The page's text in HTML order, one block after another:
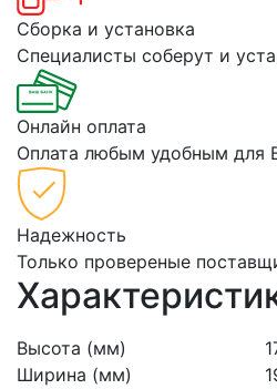
Сборка и установка
Специалисты соберут и
Онлайн оплата
Оплата любым удобным для
Надежность
Только провереные
Высота (мм)
Ширина (мм)